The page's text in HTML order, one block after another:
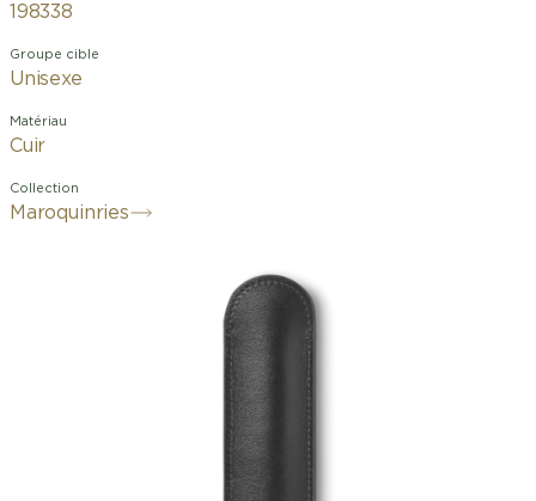
198338
Groupe cible
Unisexe
Matériau
Cuir
Collection
Maroquinries